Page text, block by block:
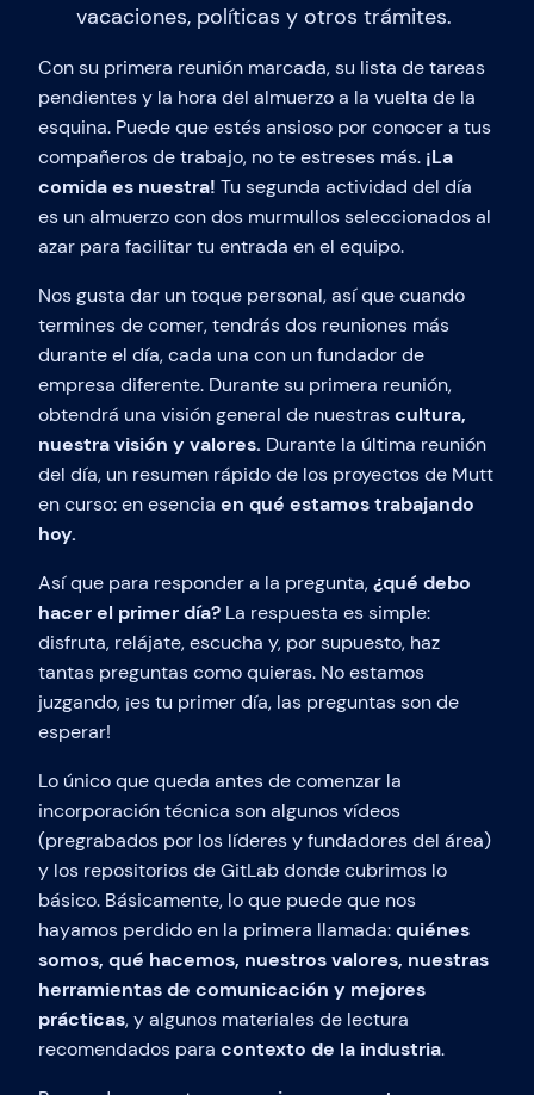
vacaciones, políticas y otros trámites.
Con su primera reunión marcada, su lista de tareas
pendientes y la hora del almuerzo a la vuelta de la
esquina. Puede que estés ansioso por conocer a tus
compañeros de trabajo, no te estreses más. ¡La
comida es nuestra! Tu segunda actividad del día
es un almuerzo con dos murmullos seleccionados al
azar para facilitar tu entrada en el equipo.
Nos gusta dar un toque personal, así que cuando
termines de comer, tendrás dos reuniones más
durante el día, cada una con un fundador de
empresa diferente. Durante su primera reunión,
obtendrá una visión general de nuestrascultura,
nuestra visión y valores. Durante la última reunión
del día, un resumen rápido de los proyectos de Mutt
en curso: en esencia en qué estamos trabajando
hoy.
Así que para responder a la pregunta,¿qué debo
hacer el primer día? La respuesta es simple:
disfruta, relájate, escucha y, por supuesto, haz
tantas preguntas como quieras. No estamos
juzgando, ¡es tu primer día, las preguntas son de
esperar!
Lo único que queda antes de comenzar la
incorporación técnica son algunos vídeos
(pregrabados por los líderes y fundadores del área)
y los repositorios de GitLab donde cubrimos lo
básico. Básicamente, lo que puede que nos
hayamos perdido en la primera llamada:quiénes
somos, qué hacemos, nuestros valores, nuestras
herramientas de comunicación y mejores
prácticas, y algunos materiales de lectura
recomendados para contexto de la industria.